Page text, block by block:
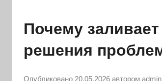
Почему
решения
Опубликовано 20.05.2026 автором admin